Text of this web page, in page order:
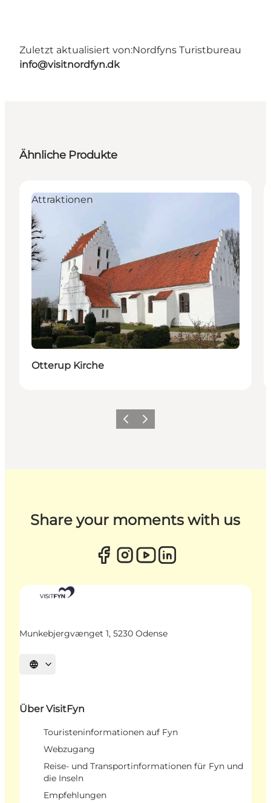
Zuletzt aktualisiert von:Nordfyns Turistbureau
info@visitnordfyn.dk
Ähnliche Produkte
Attraktionen
Otterup Kirche
ZurückWeiter
Share your moments with us
Munkebjergvænget 1, 5230 Odense
Sprache auswählen
Über VisitFyn
Touristeninformationen auf Fyn
Webzugang
Reise- und Transportinformationen für Fyn und
die Inseln
Empfehlungen